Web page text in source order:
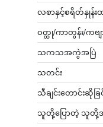
လစာနှင့်စရိတ်နှုန်းထ
ဝတ္ထု/ကာတွန်း/ကဗျာ
သကသအကွဲအပြဲ
သတင်း
သီချင်းတောင်းဆိုခြင်
သူတို့ပြောတဲ့ သူတို့အ